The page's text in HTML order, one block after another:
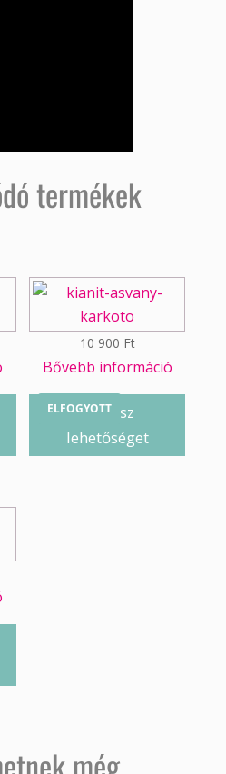
termékek
ELFOGYOTT
10 900 Ft
Bővebb információ
Válassz
lehetőséget